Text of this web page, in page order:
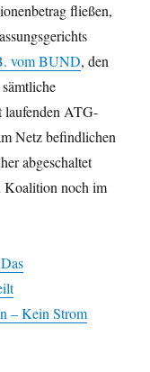
fließen,
vom BUND, den
laufenden ATG-
Netz befindlichen
abgeschaltet
Koalition noch im
– Kein Strom